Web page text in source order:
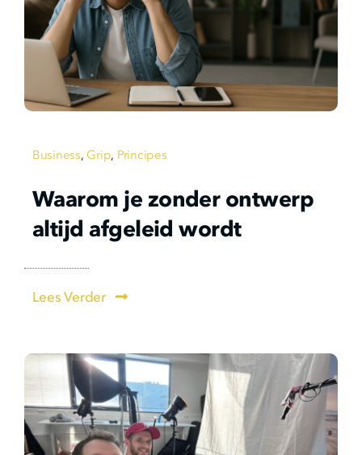
Business,Grip, Principes
Waarom je zonder ontwerp
altijd afgeleid wordt
Lees Verder